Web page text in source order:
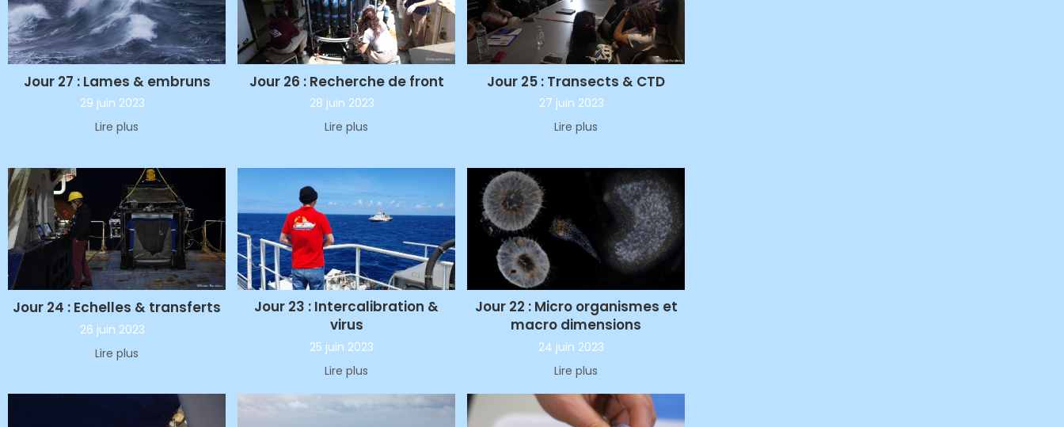
Jour 27 : Lames & embruns
29 juin 2023
Lire plus
Jour 26 : Recherche de front
28 juin 2023
Lire plus
Jour 25 : Transects & CTD
27 juin 2023
Lire plus
Jour 24 : Echelles & transferts
26 juin 2023
Lire plus
Jour 23 : Intercalibration &
virus
25 juin 2023
Lire plus
Jour 22 : Micro organismes et
macro dimensions
24 juin 2023
Lire plus